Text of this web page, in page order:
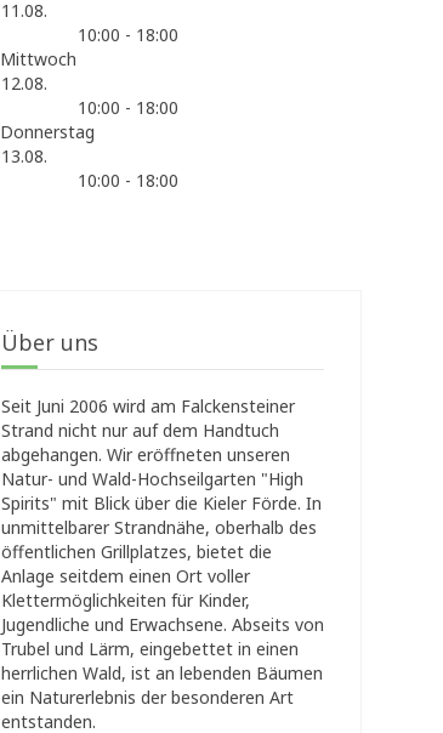
11.08.
10:00 - 18:00
Mittwoch
12.08.
10:00 - 18:00
Donnerstag
13.08.
10:00 - 18:00
Über uns
Seit Juni 2006 wird am Falckensteiner
Strand nicht nur auf dem Handtuch
abgehangen. Wir eröffneten unseren
Natur- und Wald-Hochseilgarten "High
Spirits" mit Blick über die Kieler Förde. In
unmittelbarer Strandnähe, oberhalb des
öffentlichen Grillplatzes, bietet die
Anlage seitdem einen Ort voller
Klettermöglichkeiten für Kinder,
Jugendliche und Erwachsene. Abseits von
Trubel und Lärm, eingebettet in einen
herrlichen Wald, ist an lebenden Bäumen
ein Naturerlebnis der besonderen Art
entstanden.